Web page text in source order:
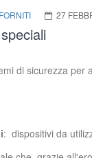
27
di sicurezza per
: dispositivi da